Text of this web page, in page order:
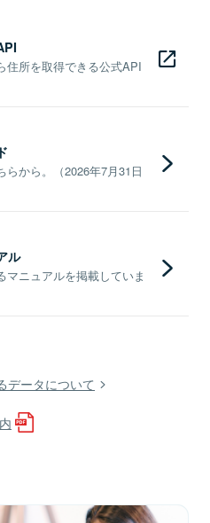
住所を取得できる公式API
から。（2026年7月31日
ル
ニュアルを掲載していま
データについて